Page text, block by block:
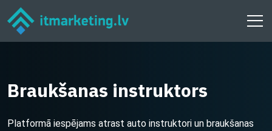
Braukšanas instruktors
Platformā iespējams atrast auto instruktori un braukšanas